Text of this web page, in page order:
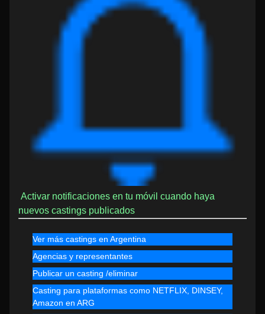
Activar notificaciones en tu móvil cuando haya
nuevos castings publicados
Ver más castings en Argentina
Agencias y representantes
Publicar un casting /eliminar
Casting para plataformas como NETFLIX, DINSEY,
Amazon en ARG